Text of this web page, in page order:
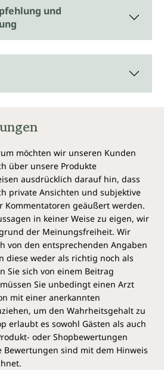
und
möchten wir unseren Kunden
über unsere Produkte
ausdrücklich darauf hin, dass
private Ansichten und subjektive
Kommentatoren geäußert werden.
in keiner Weise zu eigen, wir
der Meinungsfreiheit. Wir
von den entsprechenden Angaben
diese weder als richtig noch als
Sie sich von einem Beitrag
Sie unbedingt einen Arzt
mit einer anerkannten
um den Wahrheitsgehalt zu
erlaubt es sowohl Gästen als auch
oder Shopbewertungen
Bewertungen sind mit dem Hinweis